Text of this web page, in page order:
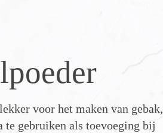
voor het maken van gebak,
te gebruiken als toevoeging bij